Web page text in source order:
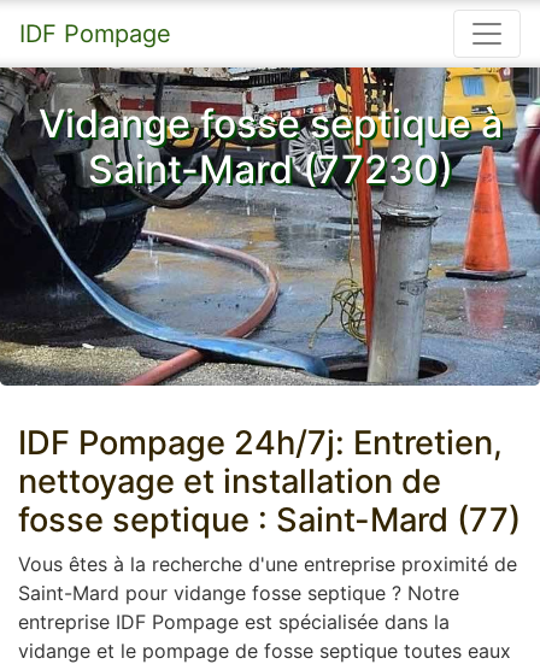
IDF Pompage
Vidange fosse septique à
Saint-Mard (77230)
IDF Pompage 24h/7j: Entretien,
nettoyage et installation de
fosse septique : Saint-Mard (77)
Vous êtes à la recherche d'une entreprise proximité de
Saint-Mard pour vidange fosse septique ? Notre
entreprise IDF Pompage est spécialisée dans la
vidange et le pompage de fosse septique toutes eaux